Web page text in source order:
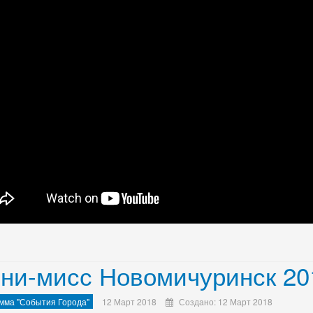
мисс Новомичуринск
"События Города" 12 Март 2018
Создано: 12 Март 2018